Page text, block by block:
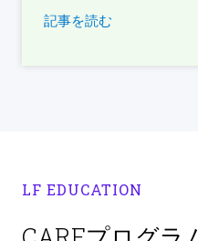
記事を読む
LF EDUCATION